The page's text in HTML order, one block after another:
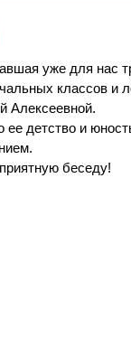
уже для нас
классов и
Алексеевной.
детство и
беседу!